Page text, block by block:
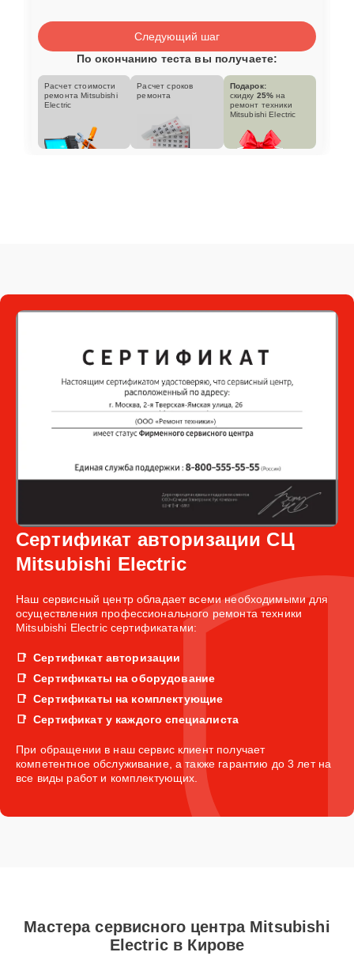
Следующий шаг
По окончанию теста вы получаете:
Расчет стоимости
ремонта Mitsubishi
Electric
Расчет сроков
ремонта
Подарок:
скидку 25% на
ремонт техники
Mitsubishi Electric
Сертификат авторизации СЦ
Mitsubishi Electric
Наш сервисный центр обладает всеми необходимыми для
осуществления профессионального ремонта техники
Mitsubishi Electric сертификатами:
Сертификат авторизации
Сертификаты на оборудование
Сертификаты на комплектующие
Сертификат у каждого специалиста
При обращении в наш сервис клиент получает
компетентное обслуживание, а также гарантию до 3 лет на
все виды работ и комплектующих.
Мастера сервисного центра Mitsubishi
Electric в Кирове